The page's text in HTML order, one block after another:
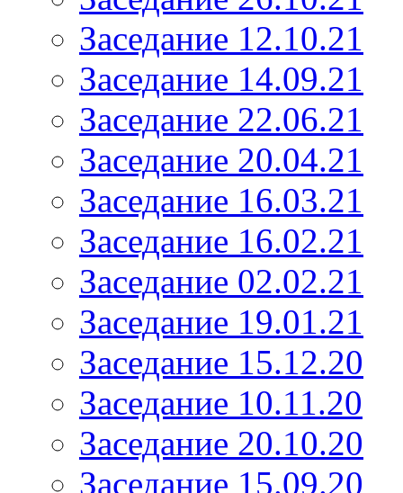
Заседание 12.10.21
Заседание 14.09.21
Заседание 22.06.21
Заседание 20.04.21
Заседание 16.03.21
Заседание 16.02.21
Заседание 02.02.21
Заседание 19.01.21
Заседание 15.12.20
Заседание 10.11.20
Заседание 20.10.20
Заседание 15.09.20